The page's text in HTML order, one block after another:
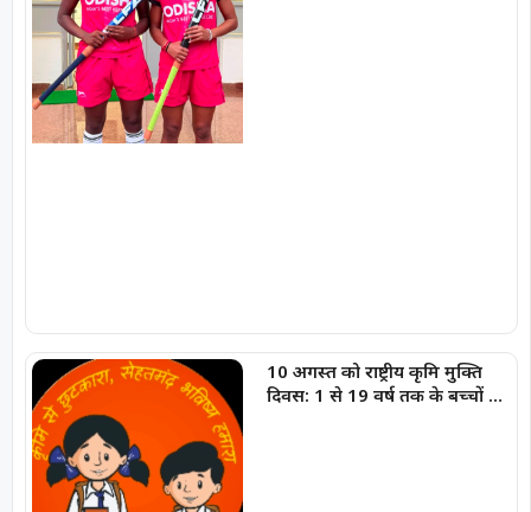
10 अगस्त को राष्ट्रीय कृमि मुक्ति
दिवस: 1 से 19 वर्ष तक के बच्चों को